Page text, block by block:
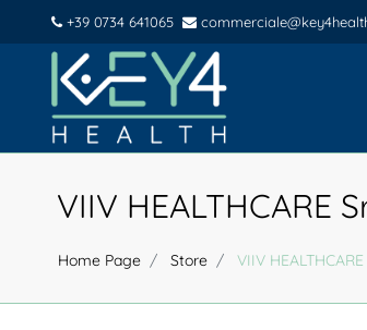
+39 0734 641065
VIIV HEALTHCARE
Home Page Store VIIV HEALTHCARE